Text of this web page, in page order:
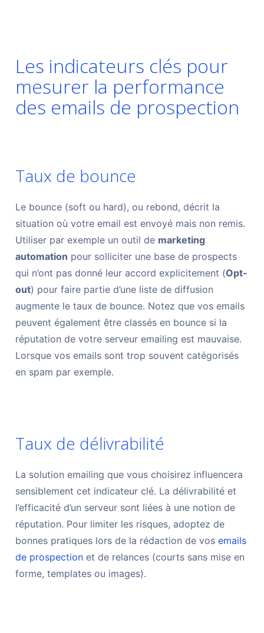
Les indicateurs clés pour
mesurer la performance
des emails de prospection
Taux de bounce
Le bounce (soft ou hard), ou rebond, décrit la
situation où votre email est envoyé mais non remis.
Utiliser par exemple un outil de marketing
automation pour solliciter une base de prospects
qui n’ont pas donné leur accord explicitement (Opt-
out) pour faire partie d’une liste de diffusion
augmente le taux de bounce. Notez que vos emails
peuvent également être classés en bounce si la
réputation de votre serveur emailing est mauvaise.
Lorsque vos emails sont trop souvent catégorisés
en spam par exemple.
Taux de délivrabilité
La solution emailing que vous choisirez influencera
sensiblement cet indicateur clé. La délivrabilité et
l’efficacité d’un serveur sont liées à une notion de
réputation. Pour limiter les risques, adoptez de
bonnes pratiques lors de la rédaction de vosemails
de prospection et de relances (courts sans mise en
forme, templates ou images).